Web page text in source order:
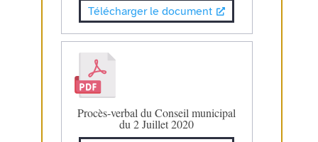
Télécharger le document
Procès-verbal du Conseil municipal
du 2 Juillet 2020